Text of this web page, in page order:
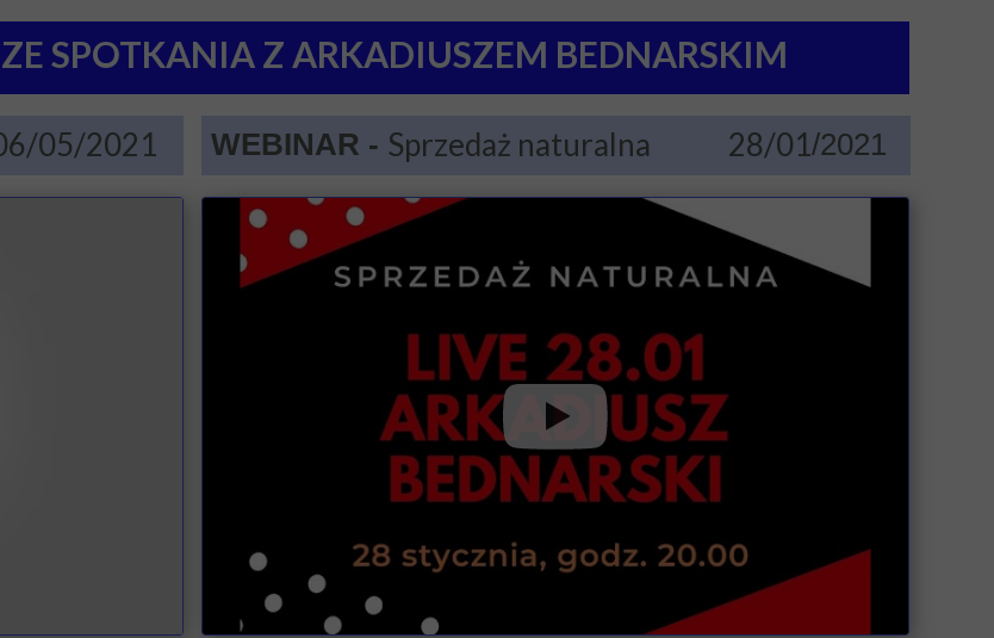
SPOTKANIA Z ARKADIUSZEM BEDNARSKIM
2021 WEBINAR - Sprzedaż naturalna 28/01/2021